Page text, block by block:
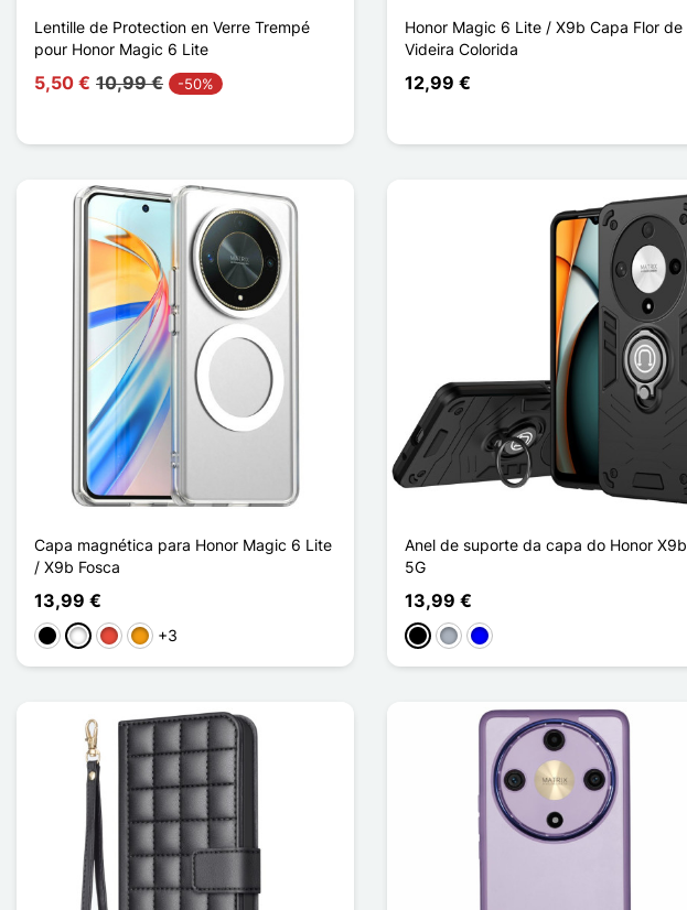
Lentille de Protection en Verre Trempé
pour Honor Magic 6 Lite
5,50 € 10,99 € -50%
Honor Magic 6 Lite / X9b Capa Flor de
Videira Colorida
12,99 €
Capa magnética para Honor Magic 6 Lite
/ X9b Fosca
13,99 €
PretoBrancoVermelho
Laranja
+3
Anel de suporte da capa do Honor X9b
5G
13,99 €
PretoCinzento
Azul